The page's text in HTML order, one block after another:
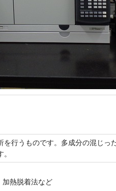
行うものです。多成分の混じっ
加熱脱着法など